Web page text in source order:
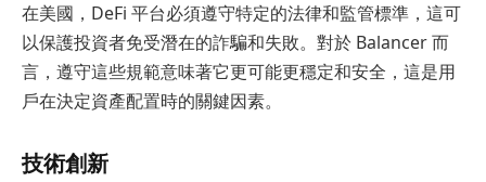
在美國，DeFi 平台必須遵守特定的法律和監管標準，這可
以保護投資者免受潛在的詐騙和失敗。對於 Balancer 而
言，遵守這些規範意味著它更可能更穩定和安全，這是用
戶在決定資產配置時的關鍵因素。
技術創新